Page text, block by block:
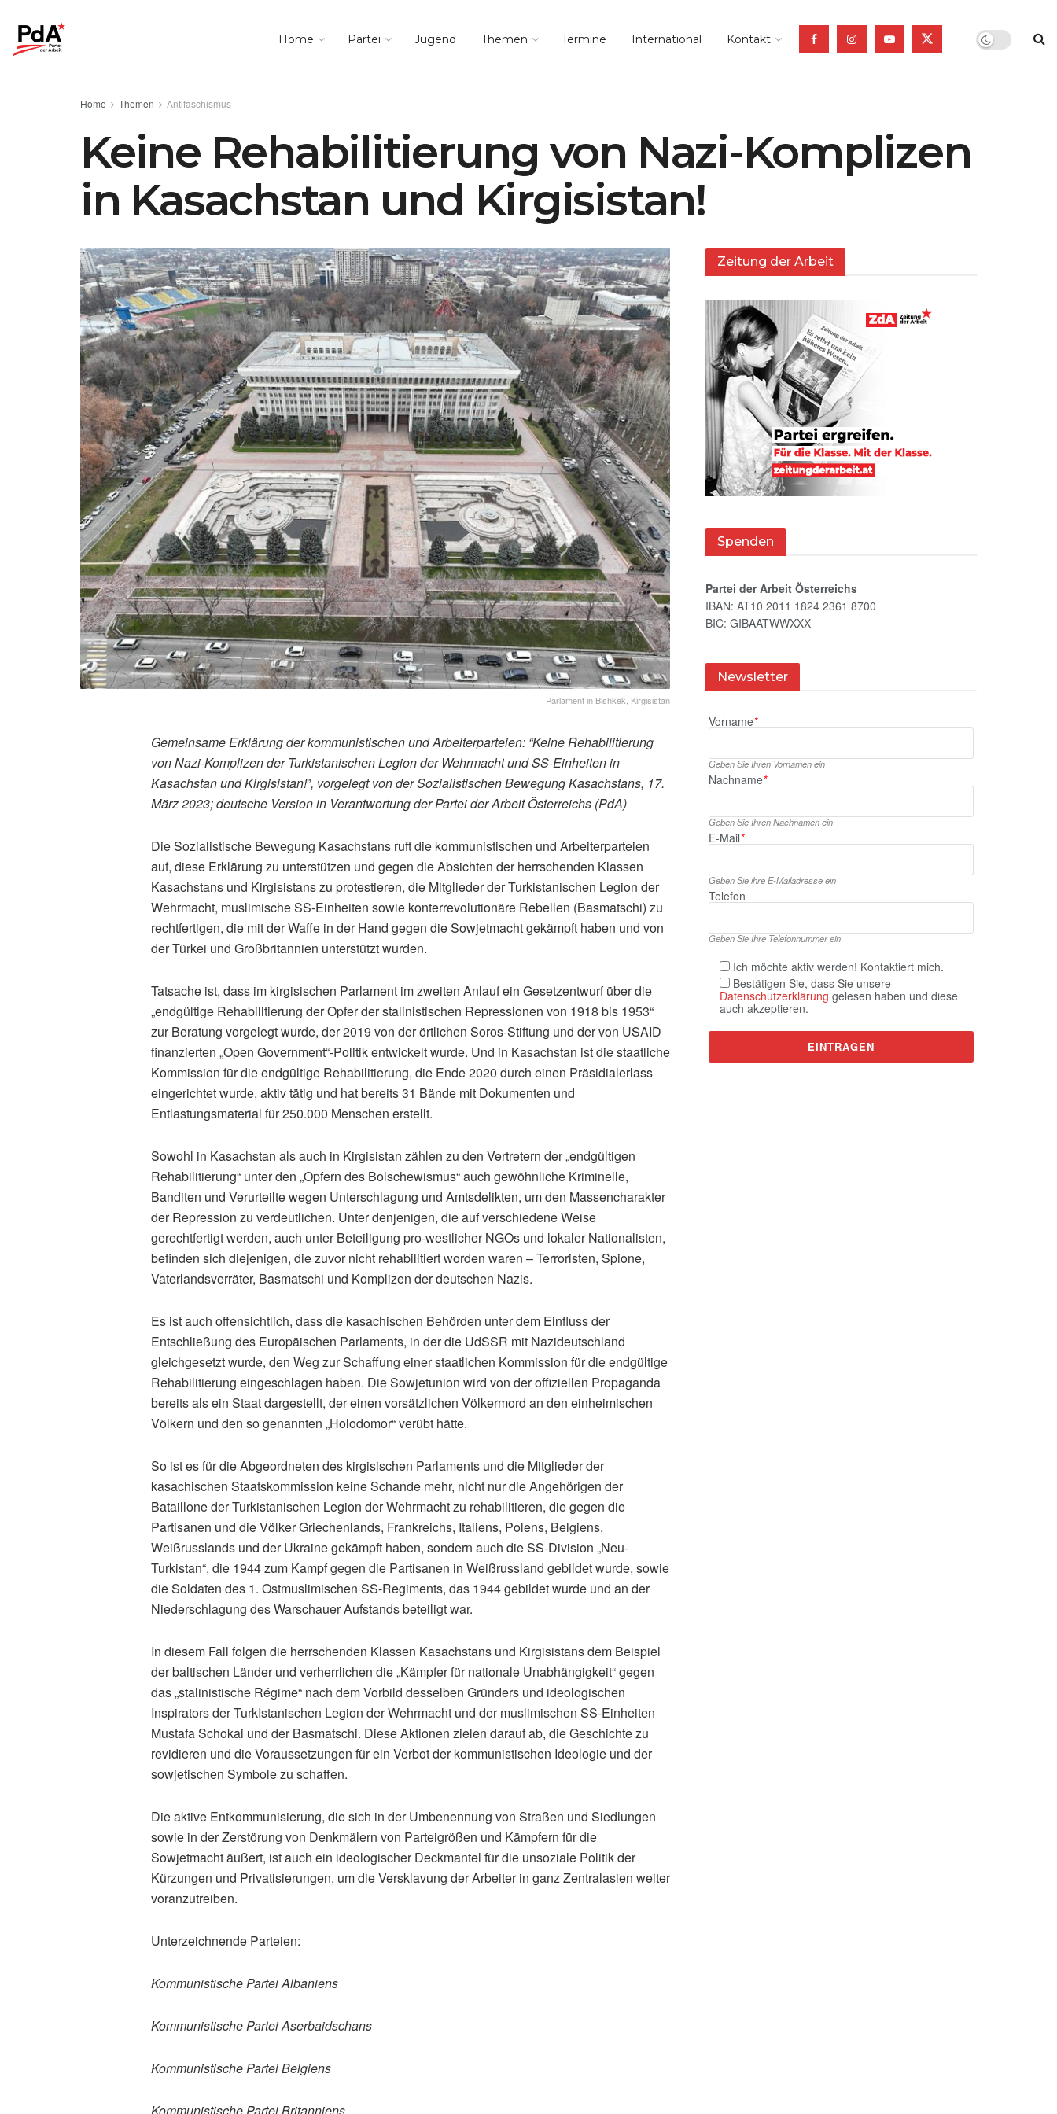
Home Partei Jugend Themen Termine International Kontakt
Home Themen Antifaschismus
Keine Rehabilitierung von Nazi-Komplizen
in Kasachstan und Kirgisistan!
Parlament in Bishkek, Kirgisistan
Gemeinsame Erklärung der kommunistischen und Arbeiterparteien: “Keine Rehabilitierung
von Nazi-Komplizen der Turkistanischen Legion der Wehrmacht und SS-Einheiten in
Kasachstan und Kirgisistan!”, vorgelegt von der Sozialistischen Bewegung Kasachstans, 17.
März 2023; deutsche Version in Verantwortung der Partei der Arbeit Österreichs (PdA)
Die Sozialistische Bewegung Kasachstans ruft die kommunistischen und Arbeiterparteien
auf, diese Erklärung zu unterstützen und gegen die Absichten der herrschenden Klassen
Kasachstans und Kirgisistans zu protestieren, die Mitglieder der Turkistanischen Legion der
Wehrmacht, muslimische SS-Einheiten sowie konterrevolutionäre Rebellen (Basmatschi) zu
rechtfertigen, die mit der Waffe in der Hand gegen die Sowjetmacht gekämpft haben und von
der Türkei und Großbritannien unterstützt wurden.
Tatsache ist, dass im kirgisischen Parlament im zweiten Anlauf ein Gesetzentwurf über die
„endgültige Rehabilitierung der Opfer der stalinistischen Repressionen von 1918 bis 1953“
zur Beratung vorgelegt wurde, der 2019 von der örtlichen Soros-Stiftung und der von USAID
finanzierten „Open Government“-Politik entwickelt wurde. Und in Kasachstan ist die staatliche
Kommission für die endgültige Rehabilitierung, die Ende 2020 durch einen Präsidialerlass
eingerichtet wurde, aktiv tätig und hat bereits 31 Bände mit Dokumenten und
Entlastungsmaterial für 250.000 Menschen erstellt.
Sowohl in Kasachstan als auch in Kirgisistan zählen zu den Vertretern der „endgültigen
Rehabilitierung“ unter den „Opfern des Bolschewismus“ auch gewöhnliche Kriminelle,
Banditen und Verurteilte wegen Unterschlagung und Amtsdelikten, um den Massencharakter
der Repression zu verdeutlichen. Unter denjenigen, die auf verschiedene Weise
gerechtfertigt werden, auch unter Beteiligung pro-westlicher NGOs und lokaler Nationalisten,
befinden sich diejenigen, die zuvor nicht rehabilitiert worden waren – Terroristen, Spione,
Vaterlandsverräter, Basmatschi und Komplizen der deutschen Nazis.
Es ist auch offensichtlich, dass die kasachischen Behörden unter dem Einfluss der
Entschließung des Europäischen Parlaments, in der die UdSSR mit Nazideutschland
gleichgesetzt wurde, den Weg zur Schaffung einer staatlichen Kommission für die endgültige
Rehabilitierung eingeschlagen haben. Die Sowjetunion wird von der offiziellen Propaganda
bereits als ein Staat dargestellt, der einen vorsätzlichen Völkermord an den einheimischen
Völkern und den so genannten „Holodomor“ verübt hätte.
So ist es für die Abgeordneten des kirgisischen Parlaments und die Mitglieder der
kasachischen Staatskommission keine Schande mehr, nicht nur die Angehörigen der
Bataillone der Turkistanischen Legion der Wehrmacht zu rehabilitieren, die gegen die
Partisanen und die Völker Griechenlands, Frankreichs, Italiens, Polens, Belgiens,
Weißrusslands und der Ukraine gekämpft haben, sondern auch die SS-Division „Neu-
Turkistan“, die 1944 zum Kampf gegen die Partisanen in Weißrussland gebildet wurde, sowie
die Soldaten des 1. Ostmuslimischen SS-Regiments, das 1944 gebildet wurde und an der
Niederschlagung des Warschauer Aufstands beteiligt war.
In diesem Fall folgen die herrschenden Klassen Kasachstans und Kirgisistans dem Beispiel
der baltischen Länder und verherrlichen die „Kämpfer für nationale Unabhängigkeit“ gegen
das „stalinistische Régime“ nach dem Vorbild desselben Gründers und ideologischen
Inspirators der TurkIstanischen Legion der Wehrmacht und der muslimischen SS-Einheiten
Mustafa Schokai und der Basmatschi. Diese Aktionen zielen darauf ab, die Geschichte zu
revidieren und die Voraussetzungen für ein Verbot der kommunistischen Ideologie und der
sowjetischen Symbole zu schaffen.
Die aktive Entkommunisierung, die sich in der Umbenennung von Straßen und Siedlungen
sowie in der Zerstörung von Denkmälern von Parteigrößen und Kämpfern für die
Sowjetmacht äußert, ist auch ein ideologischer Deckmantel für die unsoziale Politik der
Kürzungen und Privatisierungen, um die Versklavung der Arbeiter in ganz Zentralasien weiter
voranzutreiben.
Unterzeichnende Parteien:
Kommunistische Partei Albaniens
Kommunistische Partei Aserbaidschans
Kommunistische Partei Belgiens
Zeitung der Arbeit
Spenden
Partei der Arbeit Österreichs
IBAN: AT10 2011 1824 2361 8700
BIC: GIBAATWWXXX
Newsletter
Vorname*
Geben Sie Ihren Vornamen ein
Nachname*
Geben Sie Ihren Nachnamen ein
E‑Mail*
Geben Sie ihre E‑Mailadresse ein
Telefon
Geben Sie Ihre Telefonnummer ein
Ich möchte aktiv werden! Kontaktiert mich.
Bestätigen Sie, dass Sie unsere
Datenschutzerklärung gelesen haben und diese
auch akzeptieren.